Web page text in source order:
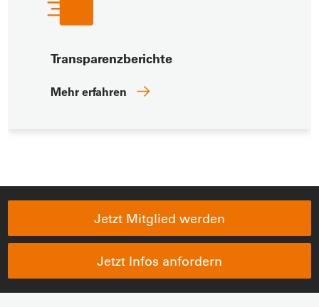
Transparenzberichte
Mehr erfahren
Jetzt Mitglied werden
Jetzt Infos anfordern